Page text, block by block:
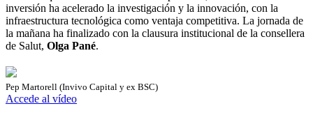
inversión ha acelerado la investigación y la innovación, con la
infraestructura tecnológica como ventaja competitiva. La jornada de
la mañana ha finalizado con la clausura institucional de la consellera
de Salut, Olga Pané.
Pep Martorell (Invivo Capital y ex BSC)
Accede al vídeo